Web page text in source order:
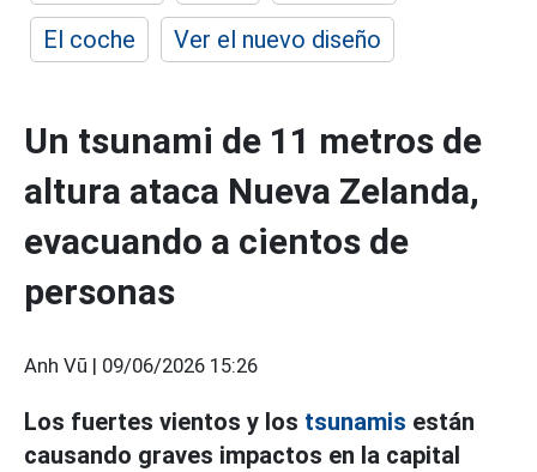
El coche
Ver el nuevo diseño
Un tsunami de 11 metros de
altura ataca Nueva Zelanda,
evacuando a cientos de
personas
Anh Vũ | 09/06/2026 15:26
Los fuertes vientos y los tsunamis están
causando graves impactos en la capital